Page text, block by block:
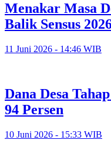
Menakar Masa
Balik Sensus
11 Juni 2026 - 14:46 WIB
Dana Desa
94 Persen
10 Juni 2026 - 15:33 WIB